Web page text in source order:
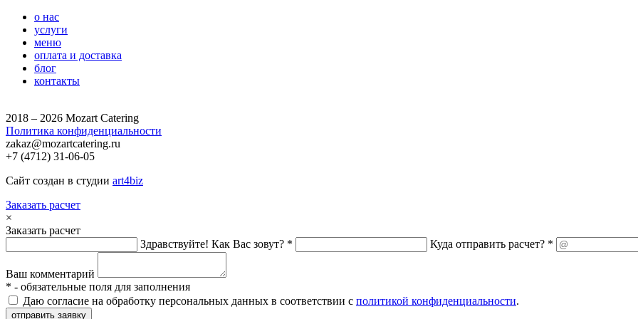
о нас
услуги
меню
оплата и доставка
блог
контакты
2018 – 2026 Mozart Catering
Политика конфиденциальности
zakaz@mozartcatering.ru
+7 (4712) 31-06-05
Сайт создан в студии art4biz
Заказать расчет
×
Заказать расчет
Здравствуйте! Как Вас зовут? *
Куда отправить расчет? *
Ваш комментарий
* - обязательные поля для заполнения
Даю согласие на обработку персональных данных в соответствии с политикой конфиденциальности.
отправить заявку